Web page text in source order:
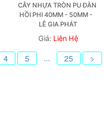
CÂY NHỰA TRÒN PU ĐÀN
HỒI PHI 40MM - 50MM -
LÊ GIA PHÁT
Giá: Liên Hệ
4 5 ... 25 >